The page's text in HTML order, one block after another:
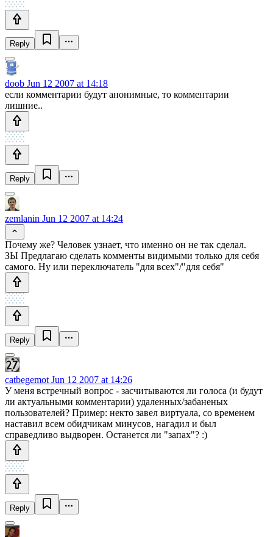
Reply
doob Jun 12 2007 at 14:18
если комментарии будут анонимные, то комментарии
лишние..
Reply
zemlanin Jun 12 2007 at 14:24
Почему же? Человек узнает, что именно он не так сделал.
ЗЫ Предлагаю сделать комменты видимыми только для себя
самого. Ну или переключатель "для всех"/"для себя"
Reply
catbegemot Jun 12 2007 at 14:26
У меня встречный вопрос - засчитываются ли голоса (и будут
ли актуальными комментарии) удаленных/забаненых
пользователей? Пример: некто завел виртуала, со временем
наставил всем обидчикам минусов, нагадил и был
справедливо выдворен. Останется ли "запах"? :)
Reply